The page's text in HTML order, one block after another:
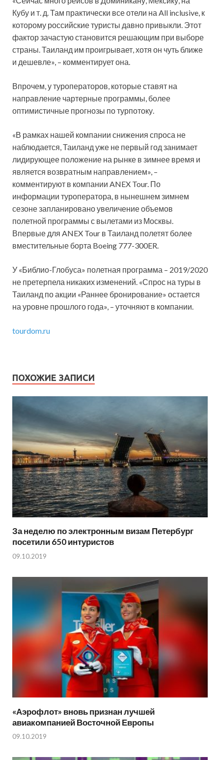
Кубу и т. д. Там практически все отели на All inclusive, к
которому российские туристы давно привыкли. Этот
фактор зачастую становится решающим при выборе
страны. Таиланд им проигрывает, хотя он чуть ближе
и дешевле», – комментирует она.
Впрочем, у туроператоров, которые ставят на
направление чартерные программы, более
оптимистичные прогнозы по турпотоку.
«В рамках нашей компании снижения спроса не
наблюдается, Таиланд уже не первый год занимает
лидирующее положение на рынке в зимнее время и
является возвратным направлением», –
комментируют в компании ANEX Tour. По
информации туроператора, в нынешнем зимнем
сезоне запланировано увеличение объемов
полетной программы с вылетами из Москвы.
Впервые для ANEX Tour в Таиланд полетят более
вместительные борта Boeing 777-300ER.
У «Библио-Глобуса» полетная программа – 2019/2020
не претерпела никаких изменений. «Спрос на туры в
Таиланд по акции «Раннее бронирование» остается
на уровне прошлого года», – уточняют в компании.
tourdom.ru
ПОХОЖИЕ ЗАПИСИ
За неделю по электронным визам Петербург
посетили 650 интуристов
09.10.2019
«Аэрофлот» вновь признан лучшей
авиакомпанией Восточной Европы
09.10.2019